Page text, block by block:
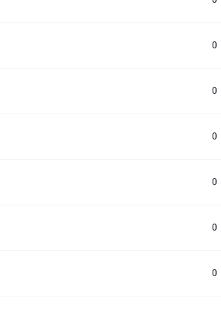
0
0
0
0
0
0